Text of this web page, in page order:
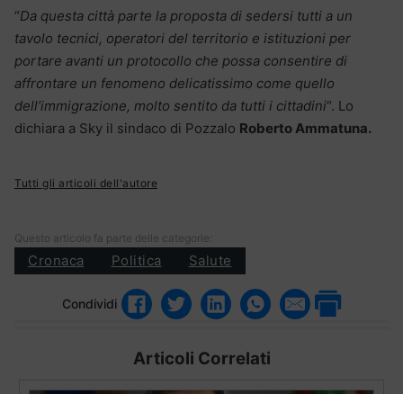
“Da questa città parte la proposta di sedersi tutti a un
tavolo tecnici, operatori del territorio e istituzioni per
portare avanti un protocollo che possa consentire di
affrontare un fenomeno delicatissimo come quello
dell’immigrazione, molto sentito da tutti i cittadini“. Lo
dichiara a Sky il sindaco di Pozzalo Roberto Ammatuna.
Tutti gli articoli dell'autore
Questo articolo fa parte delle categorie:
Cronaca Politica Salute
Condividi
Articoli Correlati